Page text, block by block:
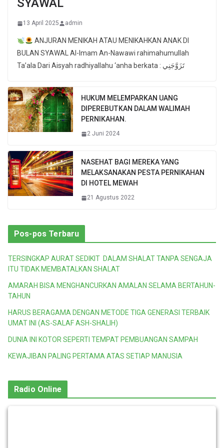
SYAWAL
13 April 2025 admin
ANJURAN MENIKAH ATAU MENIKAHKAN ANAK DI
BULAN SYAWAL Al-Imam An-Nawawi rahimahumullah
Ta’ala Dari Aisyah radhiyallahu ‘anha berkata : تَزَوَّجَنِي
HUKUM MELEMPARKAN UANG
DIPEREBUTKAN DALAM WALIMAH
PERNIKAHAN.
2 Juni 2024
NASEHAT BAGI MEREKA YANG
MELAKSANAKAN PESTA PERNIKAHAN
DI HOTEL MEWAH
21 Agustus 2022
Pos-pos Terbaru
TERSINGKAP AURAT SEDIKIT DALAM SHALAT TANPA SENGAJA
ITU TIDAK MEMBATALKAN SHALAT
AMARAH BISA MENGHANCURKAN AMALAN SELAMA BERTAHUN-
TAHUN
HARUS BERAGAMA DENGAN METODE TIGA GENERASI TERBAIK
UMAT INI (AS-SALAF ASH-SHALIH)
DUNIA INI KOTOR SEPERTI TEMPAT PEMBUANGAN SAMPAH
KEWAJIBAN PALING PERTAMA ATAS SETIAP MANUSIA
Radio Online